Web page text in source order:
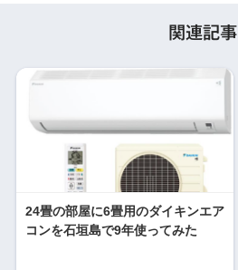
関連記事
24畳の部屋に6畳用のダイキンエア
コンを石垣島で9年使ってみた